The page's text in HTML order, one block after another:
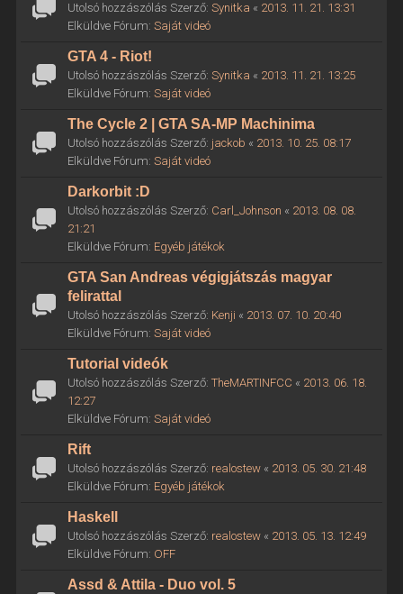
Utolsó hozzászólás Szerző: Synitka « 2013. 11. 21. 13:31
Elküldve Fórum: Saját videó
GTA 4 - Riot!
Utolsó hozzászólás Szerző: Synitka « 2013. 11. 21. 13:25
Elküldve Fórum: Saját videó
The Cycle 2 | GTA SA-MP Machinima
Utolsó hozzászólás Szerző: jackob « 2013. 10. 25. 08:17
Elküldve Fórum: Saját videó
Darkorbit :D
Utolsó hozzászólás Szerző: Carl_Johnson « 2013. 08. 08.
21:21
Elküldve Fórum: Egyéb játékok
GTA San Andreas végigjátszás magyar
felirattal
Utolsó hozzászólás Szerző: Kenji « 2013. 07. 10. 20:40
Elküldve Fórum: Saját videó
Tutorial videók
Utolsó hozzászólás Szerző: TheMARTINFCC « 2013. 06. 18.
12:27
Elküldve Fórum: Saját videó
Rift
Utolsó hozzászólás Szerző: realostew« 2013. 05. 30. 21:48
Elküldve Fórum: Egyéb játékok
Haskell
Utolsó hozzászólás Szerző: realostew« 2013. 05. 13. 12:49
Elküldve Fórum: OFF
Assd & Attila - Duo vol. 5